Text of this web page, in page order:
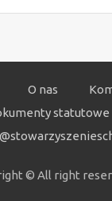
O nas
statutowe
© All right